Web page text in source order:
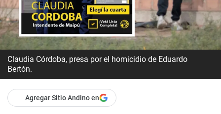
Claudia Córdoba, presa por el homicidio de Eduardo
Bertón.
Agregar Sitio Andino en